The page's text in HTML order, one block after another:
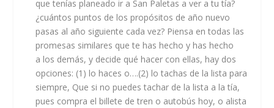
que tenías planeado ir a San Paletas a ver a tu tía?
¿cuántos puntos de los propósitos de año nuevo
pasas al año siguiente cada vez? Piensa en todas las
promesas similares que te has hecho y has hecho
a los demás, y decide qué hacer con ellas, hay dos
opciones: (1) lo haces o….(2) lo tachas de la lista para
siempre, Que si no puedes tachar de la lista a la tía,
pues compra el billete de tren o autobús hoy, o alista